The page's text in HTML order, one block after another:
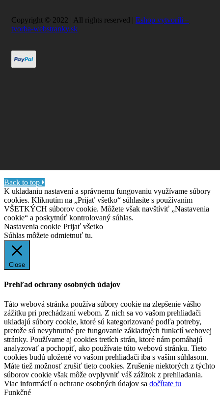
Copyright © 2022 | All rights reserved | Eshop vytvorili –
tvorba-webstranky.sk
Back to top
K ukladaniu nastavení a správnemu fungovaniu využívame súbory
cookies. Kliknutím na „Prijať všetko“ súhlasíte s používaním
VŠETKÝCH súborov cookie. Môžete však navštíviť „Nastavenia
cookie“ a poskytnúť kontrolovaný súhlas.
Nastavenia cookie Prijať všetko
Súhlas môžete odmietnuť tu.
Close
Prehľad ochrany osobných údajov
Táto webová stránka používa súbory cookie na zlepšenie vášho
zážitku pri prechádzaní webom. Z nich sa vo vašom prehliadači
ukladajú súbory cookie, ktoré sú kategorizované podľa potreby,
pretože sú nevyhnutné pre fungovanie základných funkcií webovej
stránky. Používame aj cookies tretích strán, ktoré nám pomáhajú
analyzovať a pochopiť, ako používate túto webovú stránku. Tieto
cookies budú uložené vo vašom prehliadači iba s vaším súhlasom.
Máte tiež možnosť zrušiť tieto cookies. Zrušenie niektorých z týchto
súborov cookie však môže ovplyvniť váš zážitok z prehliadania.
Viac informácií o ochrane osobných údajov sa dočítate tu
Funkčné